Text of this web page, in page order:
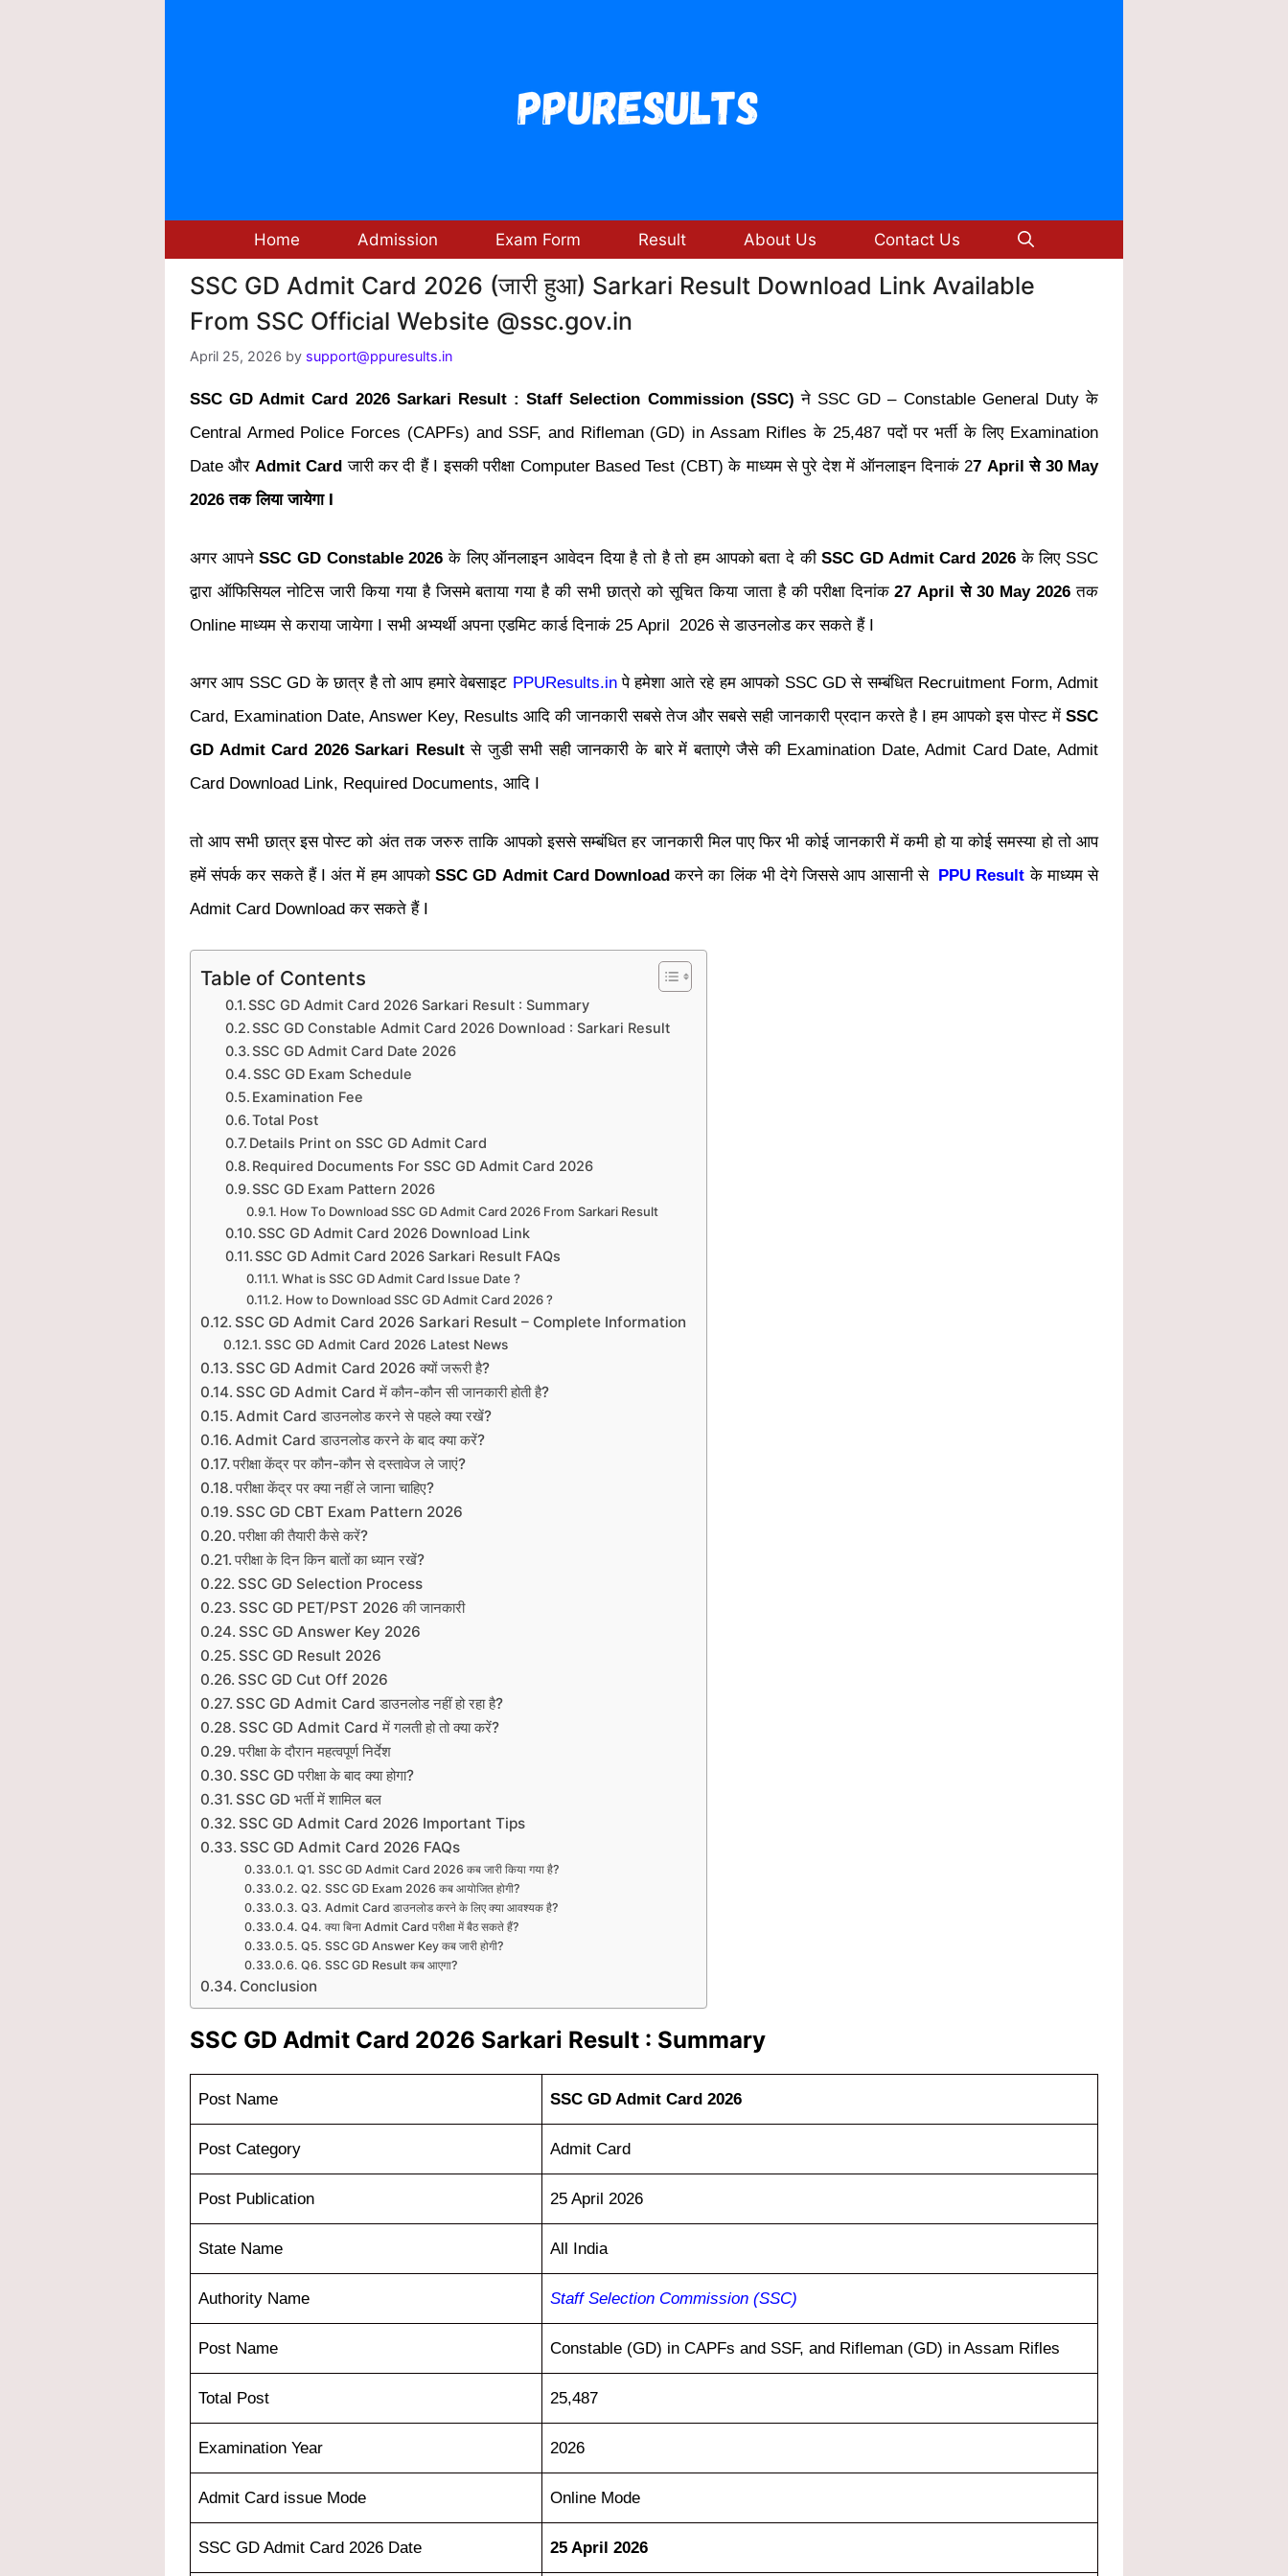
Home Admission Exam Form Result About Us Contact Us
SSC GD Admit Card 2026 (जारी हुआ) Sarkari Result Download Link Available
From SSC Official Website @ssc.gov.in
April 25, 2026 by support@ppuresults.in
SSC GD Admit Card 2026 Sarkari Result : Staff Selection Commission (SSC) ने SSC GD – Constable General Duty के
Central Armed Police Forces (CAPFs) and SSF, and Rifleman (GD) in Assam Rifles के 25,487 पदों पर भर्ती के लिए Examination
Date और Admit Card जारी कर दी हैं I इसकी परीक्षा Computer Based Test (CBT) के माध्यम से पुरे देश में ऑनलाइन दिनाकं 27 April से 30 May
2026 तक लिया जायेगा I
अगर आपनेSSC GD Constable 2026 के लिए ऑनलाइन आवेदन दिया है तो है तो हम आपको बता दे कीSSC GD Admit Card 2026 के लिए SSC
द्वारा ऑफिसियल नोटिस जारी किया गया है जिसमे बताया गया है की सभी छात्रो को सूचित किया जाता है की परीक्षा दिनांक27 April से 30 May 2026 तक
Online माध्यम से कराया जायेगा I सभी अभ्यर्थी अपना एडमिट कार्ड दिनाकं 25 April 2026 से डाउनलोड कर सकते हैं I
अगर आप SSC GD के छात्र है तो आप हमारे वेबसाइट PPUResults.inपे हमेशा आते रहे हम आपको SSC GD से सम्बंधित Recruitment Form, Admit
Card, Examination Date, Answer Key, Results आदि की जानकारी सबसे तेज और सबसे सही जानकारी प्रदान करते है Iहम आपको इस पोस्ट में SSC
GD Admit Card 2026 Sarkari Resultसे जुडी सभी सही जानकारी के बारे में बताएगे जैसे की Examination Date, Admit Card Date, Admit
Card Download Link, Required Documents, आदि I
तो आप सभी छात्र इस पोस्ट को अंत तक जरुरु ताकि आपको इससे सम्बंधित हर जानकारी मिल पाए फिर भी कोई जानकारी में कमी हो या कोई समस्या हो तो आप
हमें संपर्क कर सकते हैं Iअंत में हम आपकोSSC GD Admit Card Downloadकरने का लिंक भी देगे जिससे आप आसानी से PPU Result के माध्यम से
Admit Card Download कर सकते हैं I
Table of Contents
SSC GD Admit Card 2026 Sarkari Result : Summary
SSC GD Constable Admit Card 2026 Download : Sarkari Result
SSC GD Admit Card Date 2026
SSC GD Exam Schedule
Examination Fee
Total Post
Details Print on SSC GD Admit Card
Required Documents For SSC GD Admit Card 2026
SSC GD Exam Pattern 2026
How To Download SSC GD Admit Card 2026 From Sarkari Result
SSC GD Admit Card 2026 Download Link
SSC GD Admit Card 2026 Sarkari Result FAQs
What is SSC GD Admit Card Issue Date ?
How to Download SSC GD Admit Card 2026 ?
SSC GD Admit Card 2026 Sarkari Result – Complete Information
SSC GD Admit Card 2026 Latest News
SSC GD Admit Card 2026 क्यों जरूरी है?
SSC GD Admit Card में कौन-कौन सी जानकारी होती है?
Admit Card डाउनलोड करने से पहले क्या रखें?
Admit Card डाउनलोड करने के बाद क्या करें?
परीक्षा केंद्र पर कौन-कौन से दस्तावेज ले जाएं?
परीक्षा केंद्र पर क्या नहीं ले जाना चाहिए?
SSC GD CBT Exam Pattern 2026
परीक्षा की तैयारी कैसे करें?
परीक्षा के दिन किन बातों का ध्यान रखें?
SSC GD Selection Process
SSC GD PET/PST 2026 की जानकारी
SSC GD Answer Key 2026
SSC GD Result 2026
SSC GD Cut Off 2026
SSC GD Admit Card डाउनलोड नहीं हो रहा है?
SSC GD Admit Card में गलती हो तो क्या करें?
परीक्षा के दौरान महत्वपूर्ण निर्देश
SSC GD परीक्षा के बाद क्या होगा?
SSC GD भर्ती में शामिल बल
SSC GD Admit Card 2026 Important Tips
SSC GD Admit Card 2026 FAQs
Q1. SSC GD Admit Card 2026 कब जारी किया गया है?
Q2. SSC GD Exam 2026 कब आयोजित होगी?
Q3. Admit Card डाउनलोड करने के लिए क्या आवश्यक है?
Q4. क्या बिना Admit Card परीक्षा में बैठ सकते हैं?
Q5. SSC GD Answer Key कब जारी होगी?
Q6. SSC GD Result कब आएगा?
Conclusion
SSC GD Admit Card 2026 Sarkari Result : Summary
Post Name SSC GD Admit Card 2026
Post Category Admit Card
Post Publication 25 April 2026
State Name All India
Authority Name Staff Selection Commission (SSC)
Post Name Constable (GD) in CAPFs and SSF, and Rifleman (GD) in Assam Rifles
Total Post 25,487
Examination Year 2026
Admit Card issue Mode Online Mode
SSC GD Admit Card 2026 Date 25 April 2026